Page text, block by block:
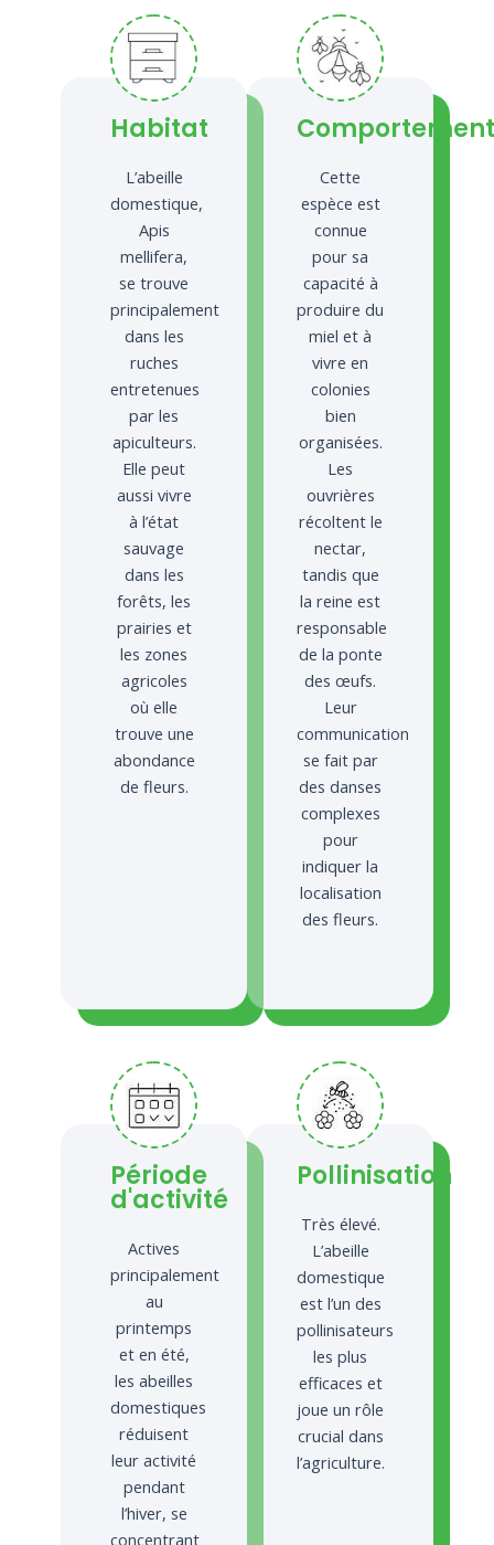
Habitat
L’abeille
domestique,
Apis
mellifera,
se trouve
principalement
dans les
ruches
entretenues
par les
apiculteurs.
Elle peut
aussi vivre
à l’état
sauvage
dans les
forêts, les
prairies et
les zones
agricoles
où elle
trouve une
abondance
de fleurs.
Comportement
Cette
espèce est
connue
pour sa
capacité à
produire du
miel et à
vivre en
colonies
bien
organisées.
Les
ouvrières
récoltent le
nectar,
tandis que
la reine est
responsable
de la ponte
des œufs.
Leur
communication
se fait par
des danses
complexes
pour
indiquer la
localisation
des fleurs.
Période
d'activité
Actives
principalement
au
printemps
et en été,
les abeilles
domestiques
réduisent
leur activité
pendant
l’hiver, se
concentrant
Pollinisation
Très élevé.
L’abeille
domestique
est l’un des
pollinisateurs
les plus
efficaces et
joue un rôle
crucial dans
l’agriculture.